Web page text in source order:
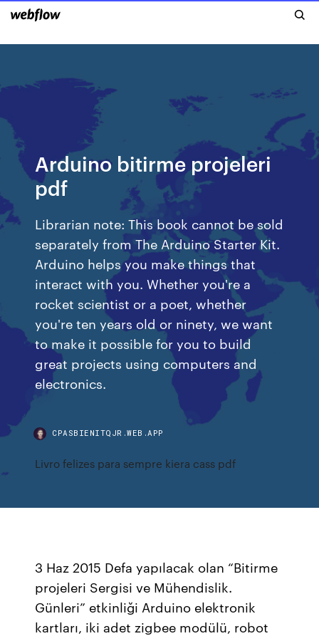
Arduino bitirme projeleri
pdf
Librarian note: This book cannot be sold
separately from The Arduino Starter Kit.
Arduino helps you make things that
interact with you. Whether you're a
rocket scientist or a poet, whether
you're ten years old or ninety, we want
to make it possible for you to build
great projects using computers and
electronics.
CPASBIENITQJR.WEB.APP
Livro felizes para sempre kiera cass pdf
3 Haz 2015 Defa yapılacak olan “Bitirme
projeleri Sergisi ve Mühendislik.
Günleri” etkinliği Arduino elektronik
kartları, iki adet zigbee modülü, robot